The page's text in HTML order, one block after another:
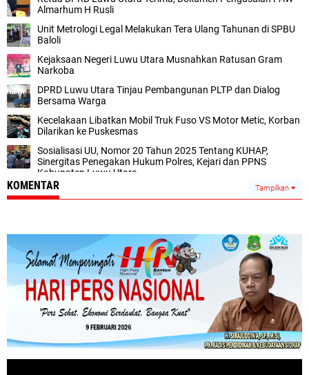
Almarhum H Rusli
Unit Metrologi Legal Melakukan Tera Ulang Tahunan di SPBU
Baloli
Kejaksaan Negeri Luwu Utara Musnahkan Ratusan Gram
Narkoba
DPRD Luwu Utara Tinjau Pembangunan PLTP dan Dialog
Bersama Warga
Kecelakaan Libatkan Mobil Truk Fuso VS Motor Metic, Korban
Dilarikan ke Puskesmas
Sosialisasi UU, Nomor 20 Tahun 2025 Tentang KUHAP,
Sinergitas Penegakan Hukum Polres, Kejari dan PPNS
Kabupaten Luwu Utara
KOMENTAR Tampilkan